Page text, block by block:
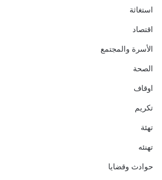
استغاثة
اقتصاد
الأسرة والمجتمع
الصحة
اوقاف
تكريم
تهئة
تهنئه
حوادث وقضايا